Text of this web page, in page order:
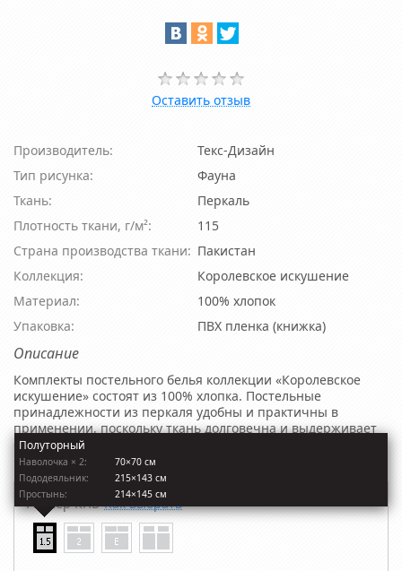
Оставить отзыв
Производитель:
Текс-Дизайн
Тип рисунка:
Фауна
Ткань:
Перкаль
Плотность ткани, г/м²:
115
Страна производства ткани: Пакистан
Коллекция:
Королевское искушение
Материал:
100% хлопок
Упаковка:
ПВХ пленка (книжка)
Описание
Комплекты постельного белья коллекции «Королевское
искушение» состоят из 100% хлопка. Постельные
принадлежности из перкаля удобны и практичны в
применении, поскольку ткань долговечна и выдерживает
огромное количество стирок. А оригинальные расцветки
комплектов делают их непередаваемо утонченными.
Размер КПБ Как выбрать
Полуторный
Наволочкa × 2:
70×70 см
Пододеяльник:
215×143 см
Простынь:
214×145 см